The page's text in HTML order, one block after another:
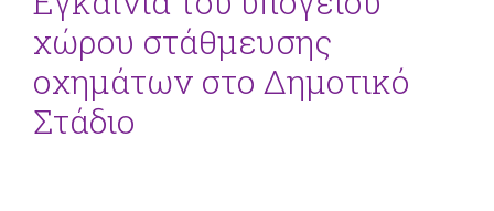
χώρου στάθμευσης
οχημάτων στο Δημοτικό
Στάδιο